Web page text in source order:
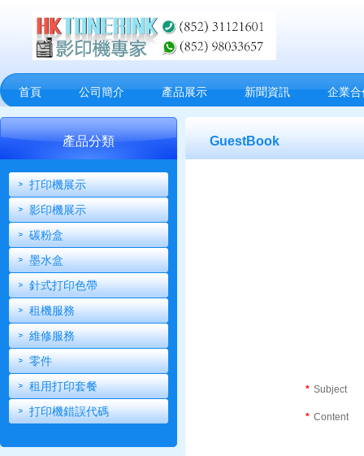
首頁 公司簡介 產品展示 新聞資訊 企業合
產品分類
打印機展示
影印機展示
碳粉盒
墨水盒
針式打印色帶
租機服務
維修服務
零件
租用打印套餐
打印機錯誤代碼
GuestBook
* Subject
* Content